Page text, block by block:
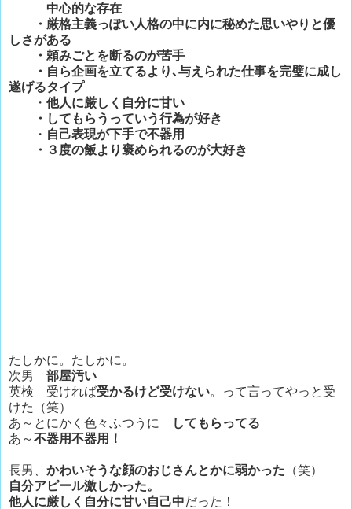
中心的な存在
・厳格主義っぽい人格の中に内に秘めた思いやりと優
しさがある
・頼みごとを断るのが苦手
・自ら企画を立てるより､与えられた仕事を完璧に成し
遂げるタイプ
・ 他人に厳しく自分に甘い
・してもらうっていう行為が好き
・ 自己表現が下手で不器用
・３度の飯より褒められるのが大好き
たしかに。たしかに。
次男 部屋汚い
英検 受ければ受かるけど受けない。って言ってやっと受
けた（笑）
あ～とにかく色々ふつうに
してもらってる
あ～不器用不器用！
長男、 かわいそうな顔のおじさんとかに弱かった （笑）
自分アピール激しかった。
他人に厳しく自分に甘い自己中だった！